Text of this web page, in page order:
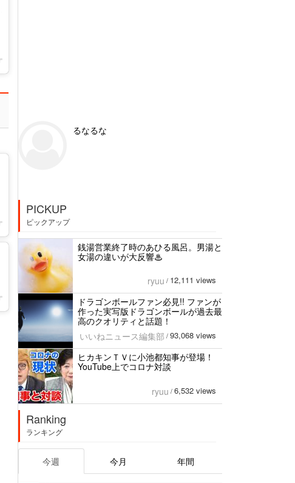
るなるな
PICKUP
ピックアップ
銭湯営業終了時のあひる風呂。男湯と
女湯の違いが大反響♨
ryuu / 12,111 views
ドラゴンボールファン必見!! ファンが
作った実写版ドラゴンボールが過去最
高のクオリティと話題！
いいねニュース編集部 / 93,068 views
ヒカキンＴＶに小池都知事が登場！
YouTube上でコロナ対談
ryuu / 6,532 views
Ranking
ランキング
今週 今月 年間